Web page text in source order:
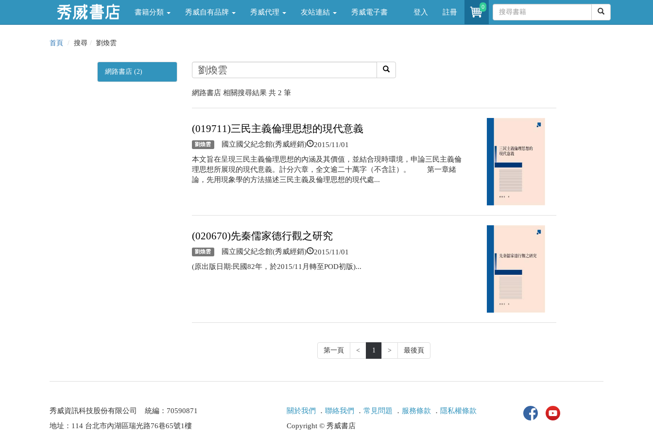
書籍分類 秀威自有品牌 秀威代理 友站連結 秀威電子書 登入 註冊
0
首頁 搜尋 劉煥雲
網路書店 (2)
網路書店 相關搜尋結果 共 2 筆
(019711)三民主義倫理思想的現代意義
劉煥雲 國立國父紀念館(秀威經銷) 2015/11/01
本文旨在呈現三民主義倫理思想的內涵及其價值，並結合現時環境，申論三民主義倫
理思想所展現的現代意義。計分六章，全文逾二十萬字（不含註）。 第一章緒
論，先用現象學的方法描述三民主義及倫理思想的現代處...
(020670)先秦儒家德行觀之研究
劉煥雲 國立國父紀念館(秀威經銷) 2015/11/01
(原出版日期:民國82年，於2015/11月轉至POD初版)...
第一頁 < 1 > 最後頁
秀威資訊科技股份有限公司 統編：70590871
地址：114 台北市內湖區瑞光路76巷65號1樓
關於我們 ． 聯絡我們 ． 常見問題 ． 服務條款 ． 隱私權條款
Copyright © 秀威書店